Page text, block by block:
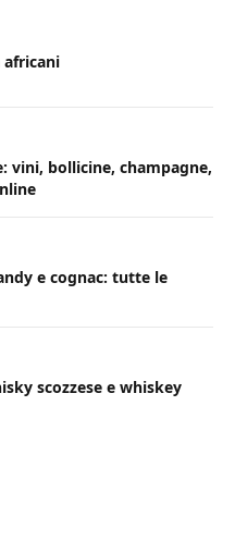
vini, bollicine, champagne,
e cognac: tutte le
scozzese e whiskey